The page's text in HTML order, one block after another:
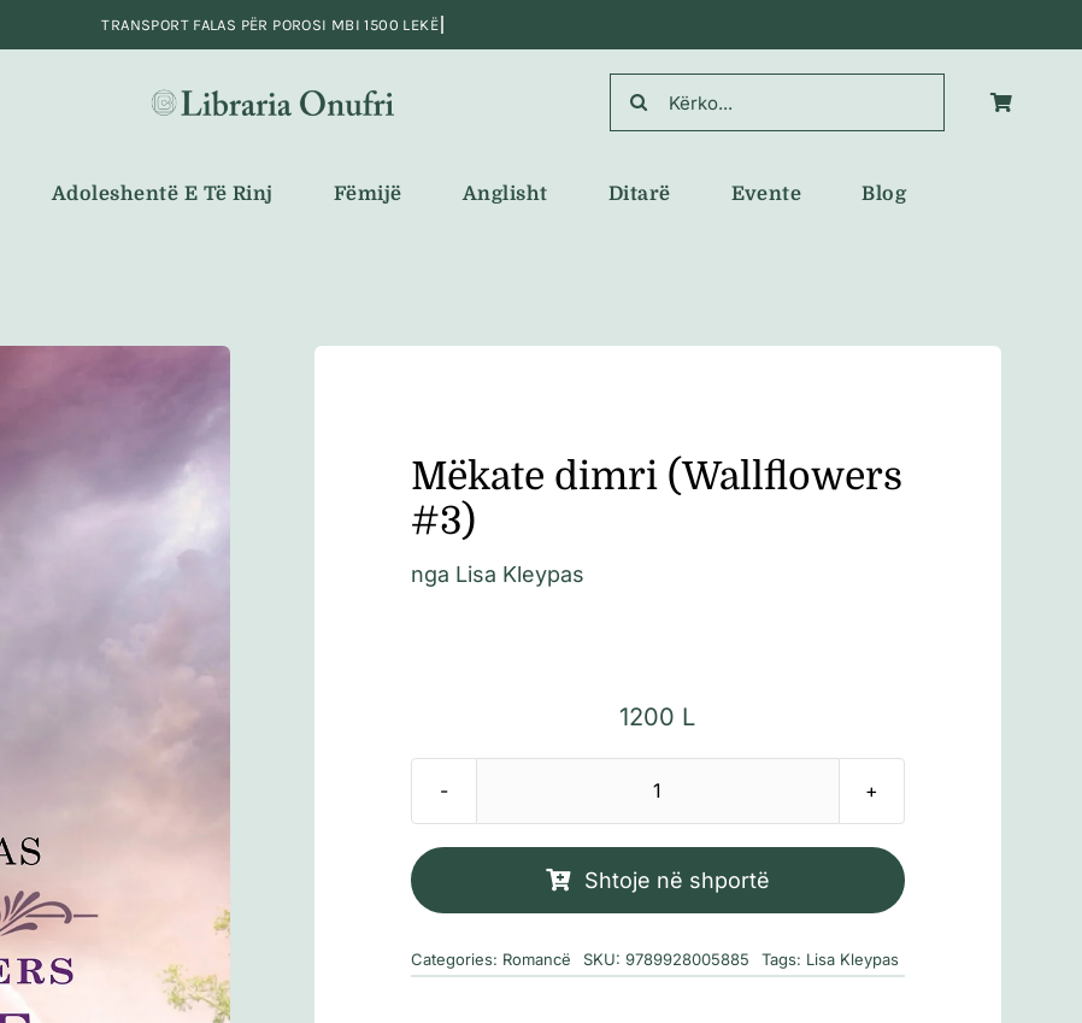
Search
for:
Adoleshentë E Të Rinj Fëmijë Anglisht Ditarë Evente Blog
Mëkate dimri (Wallflowers
#3)
nga Lisa Kleypas
1200 L
Sasi
dimri
Shtoje në shportë
Categories: Romancë SKU: 9789928005885 Tags: Lisa Kleypas